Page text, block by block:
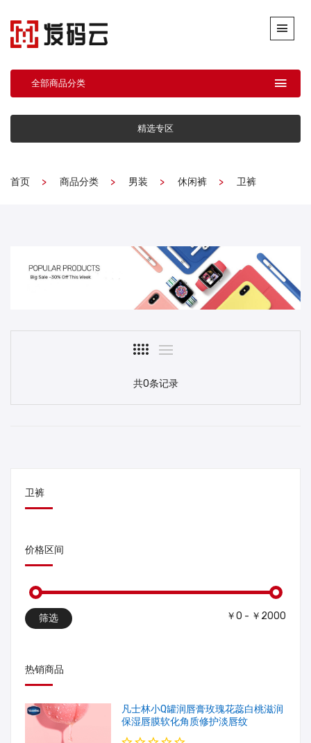
全部商品分类
精选专区
首页 商品分类 男装 休闲裤 卫裤
共0条记录
卫裤
价格区间
筛选 ￥0 - ￥2000
热销商品
凡士林小Q罐润唇膏玫瑰花蕊白桃滋润
保湿唇膜软化角质修护淡唇纹